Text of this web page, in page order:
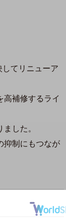
てリニューア
高補修するライ
した。
抑制にもつなが